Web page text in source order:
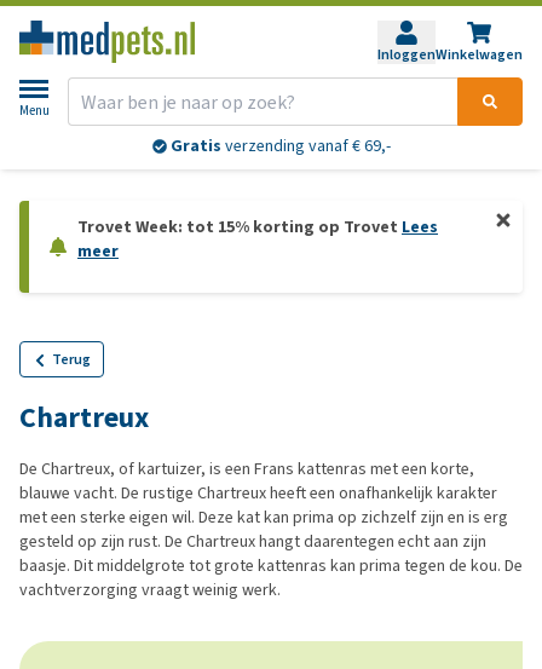
InloggenWinkelwagen
Menu
Gratis verzending vanaf € 69,-
Trovet Week: tot 15% korting op Trovet Lees
meer
Terug
Chartreux
De Chartreux, of kartuizer, is een Frans kattenras met een korte,
blauwe vacht. De rustige Chartreux heeft een onafhankelijk karakter
met een sterke eigen wil. Deze kat kan prima op zichzelf zijn en is erg
gesteld op zijn rust. De Chartreux hangt daarentegen echt aan zijn
baasje. Dit middelgrote tot grote kattenras kan prima tegen de kou. De
vachtverzorging vraagt weinig werk.